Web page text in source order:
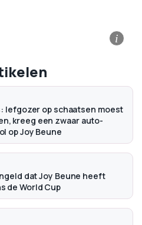
i
lefgozer op schaatsen moest
kreeg een zwaar auto-
op Joy Beune
dat Joy Beune heeft
de World Cup